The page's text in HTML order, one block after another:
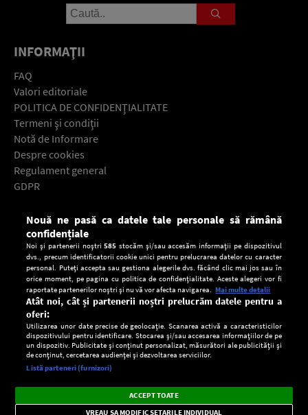
INFORMAŢII
FAQ
Valori editoriale
POLITICA DE CONFIDENŢIALITATE
Termeni şi condiţii
Notă de Informare
Despre cookies
Regulament general
GDPR
Descarcă gratuit aplicaţia Europa FM pentru smartphone:
Setări:
Dark
Mode
Radio live, podcasturi, știri și alerte
importante.
×
Nouă ne pasă ca datele tale personale să rămână
confidențiale
Noi și partenerii noștri585 stocăm și/sau accesăm informații pe dispozitivul
dvs., precum identificatorii cookie unici pentru prelucrarea datelor cu caracter
personal. Puteți accepta sau gestiona alegerile dvs. făcând clic mai jos sau în
orice moment, pe pagina cu politica de confidențialitate. Aceste alegeri vor fi
raportate partenerilor noștri și nu vă vor afecta navigarea. Mai multe detalii
Atât noi, cât și partenerii noștri prelucrăm datele pentru a
oferi:
Utilizarea unor date precise de geolocație. Scanarea activă a caracteristicilor
dispozitivului pentru identificare. Stocarea și/sau accesarea informațiilor de pe
un dispozitiv. Publicitate și conținut personalizat, măsurători ale publicității și
de conținut, cercetarea audienței și dezvoltarea serviciilor.
Listă parteneri (furnizori)
ACCEPT TOATE
VREAU SA MODIFIC SETARILE INDIVIDUAL